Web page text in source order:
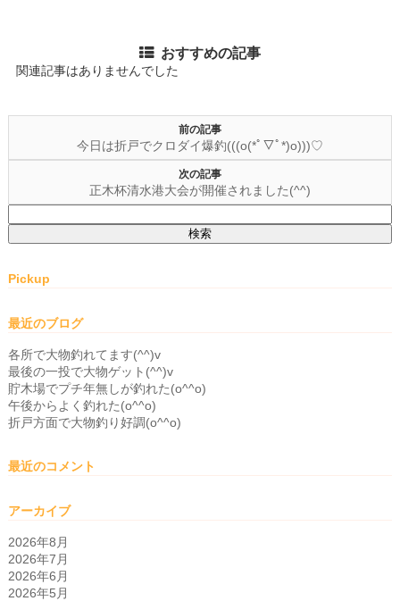
おすすめの記事
関連記事はありませんでした
前の記事
今日は折戸でクロダイ爆釣(((o(*ﾟ▽ﾟ*)o)))♡
次の記事
正木杯清水港大会が開催されました(^^)
索:
Pickup
最近のブログ
各所で大物釣れてます(^^)v
最後の一投で大物ゲット(^^)v
貯木場でプチ年無しが釣れた(o^^o)
午後からよく釣れた(o^^o)
折戸方面で大物釣り好調(o^^o)
最近のコメント
アーカイブ
2026年8月
2026年7月
2026年6月
2026年5月